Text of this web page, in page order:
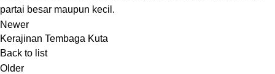
partai besar maupun kecil.
Newer
Kerajinan Tembaga Kuta
Back to list
Older